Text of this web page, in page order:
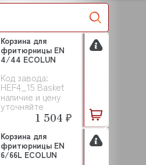
Код завода:
HEF4_15 Basket
наличие и цену
уточняйте
Корзина для
фритюрницы EN
4/44 ECOLUN
1 504 ₽
Корзина для
фритюрницы EN
6/66L ECOLUN